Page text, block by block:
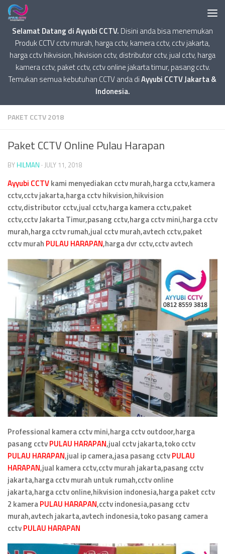
Selamat Datang di Ayyubi CCTV. Disini anda bisa menemukan
Produk CCTV cctv murah, harga cctv, kamera cctv, cctv jakarta,
harga cctv hikvision, hikvision cctv, distributor cctv, jual cctv, harga
kamera cctv, paket cctv, cctv online jakarta timur, pasang cctv.
Temukan semua kebutuhan CCTV anda diAyyubi CCTV Jakarta &
Indonesia.
PAKET CCTV 2018
Paket CCTV Online Pulau Harapan
BY HILMAN · JULY 11, 2018
Ayyubi CCTVkami menyediakan cctv murah,harga cctv,kamera
cctv,cctv jakarta,harga cctv hikvision,hikvision
cctv,distributor cctv,jual cctv,harga kamera cctv,paket
cctv,cctv Jakarta Timur,pasang cctv,harga cctv mini,harga cctv
murah,harga cctv rumah,jual cctv murah,avtech cctv,paket
cctv murah PULAU HARAPAN,harga dvr cctv,cctv avtech
Professional kamera cctv mini,harga cctv outdoor,harga
pasang cctvPULAU HARAPAN,jual cctv jakarta,toko cctv
PULAU HARAPAN,jual ip camera,jasa pasang cctvPULAU
HARAPAN,jual kamera cctv,cctv murah jakarta,pasang cctv
jakarta,harga cctv murah untuk rumah,cctv online
jakarta,harga cctv online,hikvision indonesia,harga paket cctv
2 kameraPULAU HARAPAN,cctv indonesia,pasang cctv
murah,avtech jakarta,avtech indonesia,toko pasang camera
cctvPULAU HARAPAN